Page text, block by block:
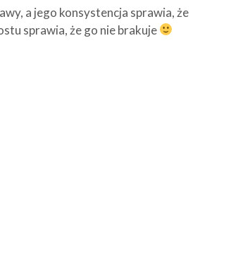
a jego konsystencja sprawia, że
sprawia, że go nie brakuje